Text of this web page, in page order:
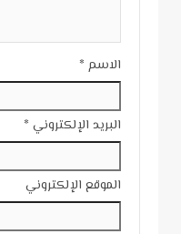
الاسم *
البريد الإلكتروني *
الموقع الإلكتروني